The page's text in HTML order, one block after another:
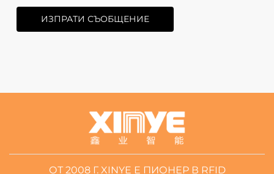
ИЗПРАТИ СЪОБЩЕНИЕ
ОТ 2008 Г. XINYE Е ПИОНЕР В RFID